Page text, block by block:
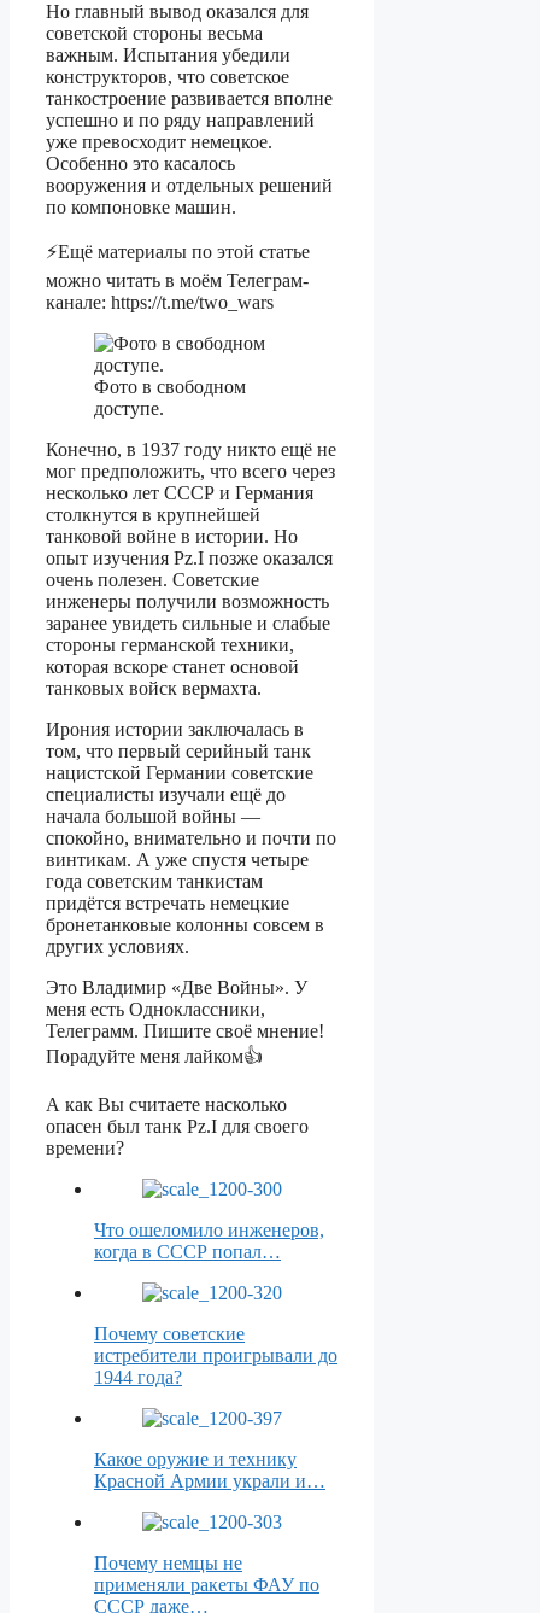
Но главный вывод оказался для
советской стороны весьма
важным. Испытания убедили
конструкторов, что советское
танкостроение развивается вполне
успешно и по ряду направлений
уже превосходит немецкое.
Особенно это касалось
вооружения и отдельных решений
по компоновке машин.
⚡Ещё материалы по этой статье
можно читать в моём Телеграм-
канале: https://t.me/two_wars
Фото в свободном
доступе.
Конечно, в 1937 году никто ещё не
мог предположить, что всего через
несколько лет СССР и Германия
столкнутся в крупнейшей
танковой войне в истории. Но
опыт изучения Pz.I позже оказался
очень полезен. Советские
инженеры получили возможность
заранее увидеть сильные и слабые
стороны германской техники,
которая вскоре станет основой
танковых войск вермахта.
Ирония истории заключалась в
том, что первый серийный танк
нацистской Германии советские
специалисты изучали ещё до
начала большой войны —
спокойно, внимательно и почти по
винтикам. А уже спустя четыре
года советским танкистам
придётся встречать немецкие
бронетанковые колонны совсем в
других условиях.
Это Владимир «Две Войны». У
меня есть Одноклассники,
Телеграмм. Пишите своё мнение!
Порадуйте меня лайком👍
А как Вы считаете насколько
опасен был танк Pz.I для своего
времени?
Что ошеломило инженеров,
когда в СССР попал…
Почему советские
истребители проигрывали до
1944 года?
Какое оружие и технику
Красной Армии украли и…
Почему немцы не
применяли ракеты ФАУ по
СССР даже…